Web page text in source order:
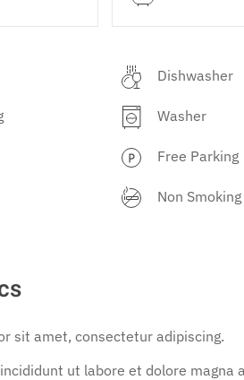
Dishwasher
Washer
Free Parking
Non Smoking
sit amet, consectetur adipiscing.
ut labore et dolore magna